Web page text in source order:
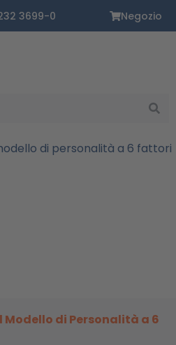
3699-0 Negozio
Modello di Personalità a 6